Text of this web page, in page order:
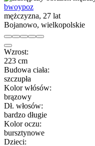
bwoypoz
mężczyzna, 27 lat
Bojanowo, wielkopolskie
Wzrost:
223 cm
Budowa ciała:
szczupła
Kolor włósów:
brązowy
Dł. włosów:
bardzo długie
Kolor oczu:
bursztynowe
Dzieci: